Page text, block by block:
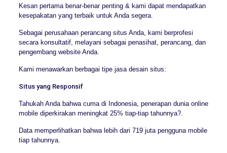
Kesan pertama benar-benar penting & kami dapat mendapatkan
kesepakatan yang terbaik untuk Anda segera.
Sebagai perusahaan perancang situs Anda, kami berprofesi
secara konsultatif, melayani sebagai penasihat, perancang, dan
pengembang website Anda.
Kami menawarkan berbagai tipe jasa desain situs:
Situs yang Responsif
Tahukah Anda bahwa cuma di Indonesia, penerapan dunia online
mobile diperkirakan meningkat 25% tiap-tiap tahunnya?.
Data memperlihatkan bahwa lebih dari 719 juta pengguna mobile
tiap tahunnya.